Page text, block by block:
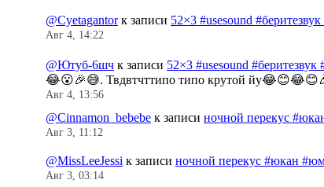
@Cyetagantorк записи 52×3 #usesound
Авг 4, 14:22
@Ютуб-6шч к записи 52×3 #usesound
😂😮🎉😅. Твдвтчттипо типо крутой
Авг 4, 13:56
@Cinnamon_bebebe к записи ночной перекус
Авг 3, 11:12
@MissLeeJessi к записи ночной перекус #юкан
Авг 3, 03:14